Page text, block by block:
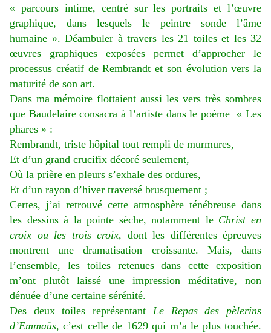
« parcours intime, centré sur les portraits et l’œuvre
graphique, dans lesquels le peintre sonde l’âme
humaine ». Déambuler à travers les 21 toiles et les 32
œuvres graphiques exposées permet d’approcher le
processus créatif de Rembrandt et son évolution vers la
maturité de son art.
Dans ma mémoire flottaient aussi les vers très sombres
que Baudelaire consacra à l’artiste dans le poème « Les
phares » :
Rembrandt, triste hôpital tout rempli de murmures,
Et d’un grand crucifix décoré seulement,
Où la prière en pleurs s’exhale des ordures,
Et d’un rayon d’hiver traversé brusquement ;
Certes, j’ai retrouvé cette atmosphère ténébreuse dans
les dessins à la pointe sèche, notamment le Christ en
croix ou les trois croix, dont les différentes épreuves
montrent une dramatisation croissante. Mais, dans
l’ensemble, les toiles retenues dans cette exposition
m’ont plutôt laissé une impression méditative, non
dénuée d’une certaine sérénité.
Des deux toiles représentant Le Repas des pèlerins
d’Emmaüs, c’est celle de 1629 qui m’a le plus touchée.